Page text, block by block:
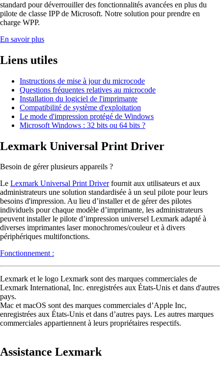
standard pour déverrouiller des fonctionnalités avancées en plus du
pilote de classe IPP de Microsoft. Notre solution pour prendre en
charge WPP.
En savoir plus
Liens utiles
Instructions de mise à jour du microcode
Questions fréquentes relatives au microcode
Installation du logiciel de l'imprimante
Compatibilité de système d'exploitation
Le mode d'impression protégé de Windows
Microsoft Windows : 32 bits ou 64 bits ?
Lexmark Universal Print Driver
Besoin de gérer plusieurs appareils ?
Le Lexmark Universal Print Driverfournit aux utilisateurs et aux
administrateurs une solution standardisée à un seul pilote pour leurs
besoins d'impression. Au lieu d’installer et de gérer des pilotes
individuels pour chaque modèle d’imprimante, les administrateurs
peuvent installer le pilote d’impression universel Lexmark adapté à
diverses imprimantes laser monochromes/couleur et à divers
périphériques multifonctions.
Fonctionnement :
Lexmark et le logo Lexmark sont des marques commerciales de
Lexmark International, Inc. enregistrées aux États-Unis et dans d'autres
pays.
Mac et macOS sont des marques commerciales d’Apple Inc,
enregistrées aux États-Unis et dans d’autres pays. Les autres marques
commerciales appartiennent à leurs propriétaires respectifs.
Assistance Lexmark